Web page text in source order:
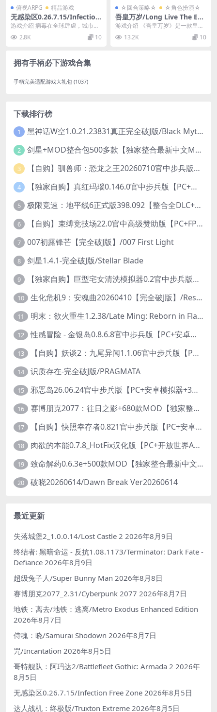
俯视ARPG 精品游戏
无感染区0.26.7.15/Infection
Free Zone
游戏介绍 病毒在全球肆虐，城市幸
存者的命运就掌握在你手中。选择
一个聚居地，重建并...
2.8K 10
☆回合策略☆ ☆角色扮演☆
吾皇万岁/Long Live The Em
peror
游戏介绍 《吾皇万岁》是一款皇帝
模拟游戏。你将穿越到古代中国一
个风雨飘摇的朝代，...
13.2K 10
拥有手柄必下游戏合集
手柄完美适配游戏大礼包 (1037)
下载排行榜
1 黑神话W空1.0.21.23831真正完全破J版/Black Myth Wukong Ver1.0.21.23831
2 剑星+MOD整合包500多款【独家整合最新中文MOD管理器+可直连N网下载2000+MOD+集成CNS一键换肤】/Stellar Blade MOD Ver2026.5.18
3 【自购】驯兽师：恐龙之王20260710官中步兵版+全DLC【PC+安卓模拟器+3D大型生存SLG/动作冒险】/Tamer: King of Dinosaurs【19.6G】
4 【独家自购】真红玛瑙0.146.0官中步兵版【PC+安卓模拟器+ACT神作+存档+作弊】/纯净的红玛瑙/Pure Onyx【3.14G】
5 极限竞速：地平线6正式版398.092【整合全DLC+614辆车存档】/Forza Horizon 6
6 【自购】束缚竞技场22.0官中高级赞助版【PC+FPS枪战射击/ACT动作/捏人/团队】/Bondage Arena Premium【43.7G】
7 007初露锋芒【完全破J版】/007 First Light
8 剑星1.4.1-完全破J版/Stellar Blade
9 【独家自购】巨型宅女清洗模拟器0.2官中步兵版【PC+安卓模拟器+3D互动SLG/开放世界/2026.6.6日新作】/巨人老婆清洗模拟器/Giant Waifu Wash Simulator【3G】
10 生化危机9：安魂曲20260410【完全破J版】/Resident Evil Requiem 9
11 明末：欲火重生1.2.38/Late Ming: Reborn in Flames
12 性感冒险 - 金银岛0.8.6.8官中步兵版【PC+安卓模拟器+3D生存冒险/开放世界/精品沙盒/扶她】/ Sensual Adventures - Treasure Island【9.3G】
13 【自购】妖谈2：九尾异闻1.1.06官中步兵版【PC+安卓模拟器+植物大战僵尸H版+塔防SLG】/Yokai Art 2- Tales of the Nine-Tails【4.13G】
14 识质存在-完全破J版/PRAGMATA
15 邪恶岛26.06.24官中步兵版【PC+安卓模拟器+3D大型生存/动作ACT/开放世界】/Wicked Island【7.53G】
16 赛博朋克2077：往日之影+680款MOD【独家整合最新中文MOD管理器+在线下载1.7万N网MOD】/Cyberpunk 2077 Ver2.31 MOD V2025.11.8
17 【自购】快照幸存者0.821官中步兵版【PC+安卓模拟器+肉鸽生存SLG/盗摄/偷拍】/Snapshot Survivor【643M】
18 肉欲的本能0.7.8_HotFix汉化版【PC+开放世界ACT/大作/UE5超高画质/扶她+超级存档】/Carnal Instinct【7.3G】
19 致命解药0.6.3e+500款MOD【独家整合最新中文MOD管理器+在线下载N网全部MOD】/The Killing Antidote Ver0.6.3e MOD Ver2026.3.12
20 破晓20260614/Dawn Break Ver20260614
最近更新
失落城堡2_1.0.0.14/Lost Castle 2 2026年8月9日
终结者: 黑暗命运 - 反抗1.08.1173/Terminator: Dark Fate -
Defiance 2026年8月9日
超级兔子人/Super Bunny Man 2026年8月8日
赛博朋克2077_2.31/Cyberpunk 2077 2026年8月7日
地铁：离去/地铁：逃离/Metro Exodus Enhanced Edition
2026年8月7日
侍魂：晓/Samurai Shodown 2026年8月7日
咒/Incantation 2026年8月5日
哥特舰队：阿玛达2/Battlefleet Gothic: Armada 2 2026年
8月5日
无感染区0.26.7.15/Infection Free Zone 2026年8月5日
达人战机：终极版/Truxton Extreme 2026年8月5日